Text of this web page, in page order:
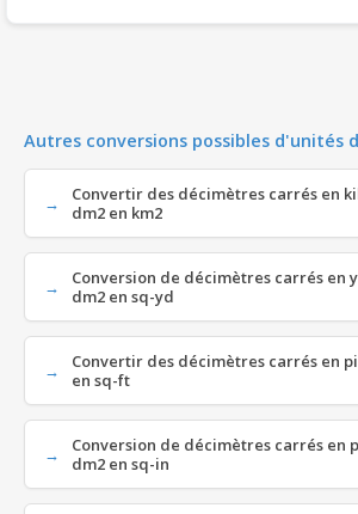
Autres conversions possibles d'unités
Convertir des décimètres carrés en
dm2 en km2
Conversion de décimètres carrés en
dm2 en sq-yd
Convertir des décimètres carrés en
en sq-ft
Conversion de décimètres carrés en
dm2 en sq-in